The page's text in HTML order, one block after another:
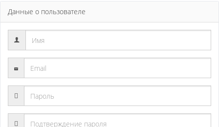
Данные о пользователе